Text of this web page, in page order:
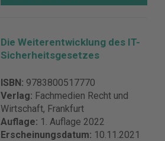
Die Weiterentwicklung des IT-
Sicherheitsgesetzes
ISBN: 9783800517770
Verlag: Fachmedien Recht und
Wirtschaft, Frankfurt
Auflage: 1. Auflage 2022
Erscheinungsdatum: 10.11.2021